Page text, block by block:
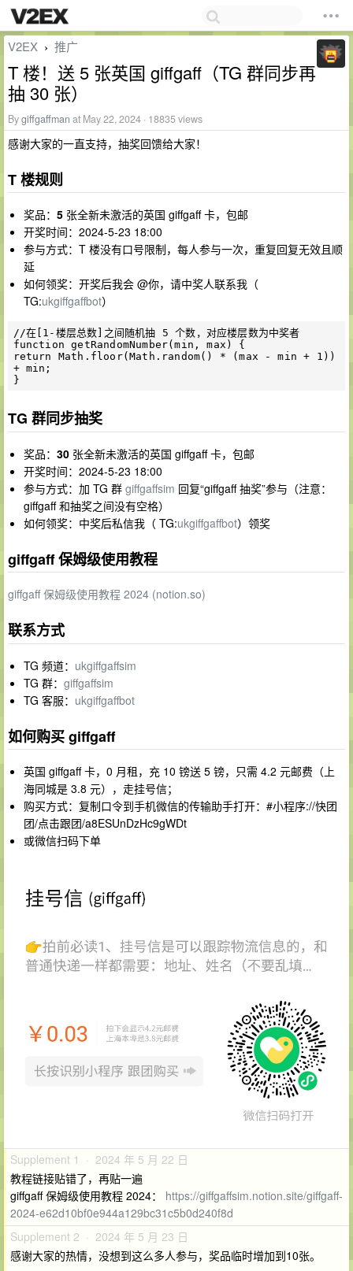
V2EX › 推广
T 楼！送 5 张英国 giffgaff（TG 群同步再
抽 30 张）
Bygiffgaffman at May 22, 2024 · 18835 views
感谢大家的一直支持，抽奖回馈给大家！
T 楼规则
奖品： 5 张全新未激活的英国 giffgaff 卡，包邮
开奖时间：2024-5-23 18:00
参与方式：T 楼没有口号限制，每人参与一次，重复回复无效且顺
延
如何领奖：开奖后我会 @你，请中奖人联系我（
TG:ukgiffgaffbot）
//在[1-楼层总数]之间随机抽 5 个数，对应楼层数为中奖者
function getRandomNumber(min, max) {
return Math.floor(Math.random() * (max - min + 1))
+ min;
TG 群同步抽奖
奖品： 30 张全新未激活的英国 giffgaff 卡，包邮
开奖时间：2024-5-23 18:00
参与方式：加 TG 群 giffgaffsim 回复“giffgaff 抽奖”参与（注意：
giffgaff 和抽奖之间没有空格）
如何领奖：中奖后私信我（ TG:ukgiffgaffbot）领奖
giffgaff 保姆级使用教程
giffgaff 保姆级使用教程 2024 (notion.so)
联系方式
TG 频道： ukgiffgaffsim
TG 群： giffgaffsim
TG 客服： ukgiffgaffbot
如何购买 giffgaff
英国 giffgaff 卡，0 月租，充 10 镑送 5 镑，只需 4.2 元邮费（上
海同城是 3.8 元），走挂号信；
购买方式：复制口令到手机微信的传输助手打开：#小程序://快团
团/点击跟团/a8ESUnDzHc9gWDt
或微信扫码下单
Supplement 1 · 2024 年 5 月 22 日
教程链接贴错了，再贴一遍
giffgaff 保姆级使用教程 2024： https://giffgaffsim.notion.site/giffgaff-
2024-e62d10bf0e944a129bc31c5b0d240f8d
Supplement 2 · 2024 年 5 月 23 日
感谢大家的热情，没想到这么多人参与，奖品临时增加到10张。